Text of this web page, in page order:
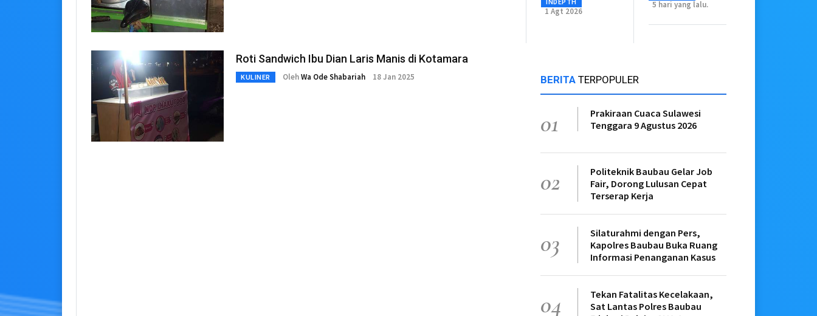
Roti Sandwich Ibu Dian Laris Manis di Kotamara
KULINER OlehWa Ode Shabariah 18 Jan 2025
1 Agt 2026
5 hari yang lalu.
BERITATERPOPULER
01
Prakiraan Cuaca Sulawesi
Tenggara 9 Agustus 2026
02
Politeknik Baubau Gelar Job
Fair, Dorong Lulusan Cepat
Terserap Kerja
03
Silaturahmi dengan Pers,
Kapolres Baubau Buka Ruang
Informasi Penanganan Kasus
04
Tekan Fatalitas Kecelakaan,
Sat Lantas Polres Baubau